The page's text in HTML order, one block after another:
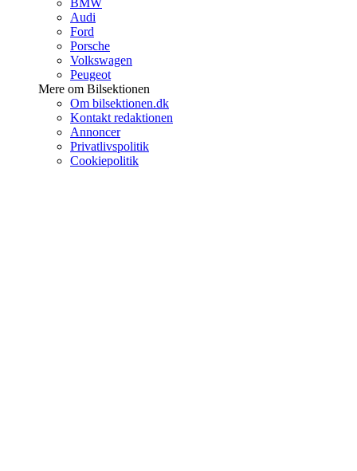
BMW
Audi
Ford
Porsche
Volkswagen
Peugeot
Mere om Bilsektionen
Om bilsektionen.dk
Kontakt redaktionen
Annoncer
Privatlivspolitik
Cookiepolitik